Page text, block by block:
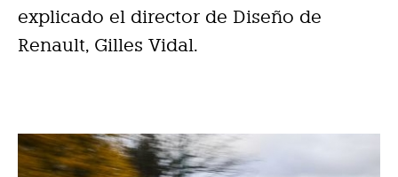
explicado el director de Diseño de
Renault, Gilles Vidal.